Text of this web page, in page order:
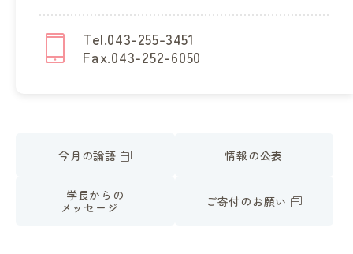
Tel.043-255-3451
Fax.043-252-6050
今月の論語 情報の公表
学長からの
メッセージ
ご寄付のお願い